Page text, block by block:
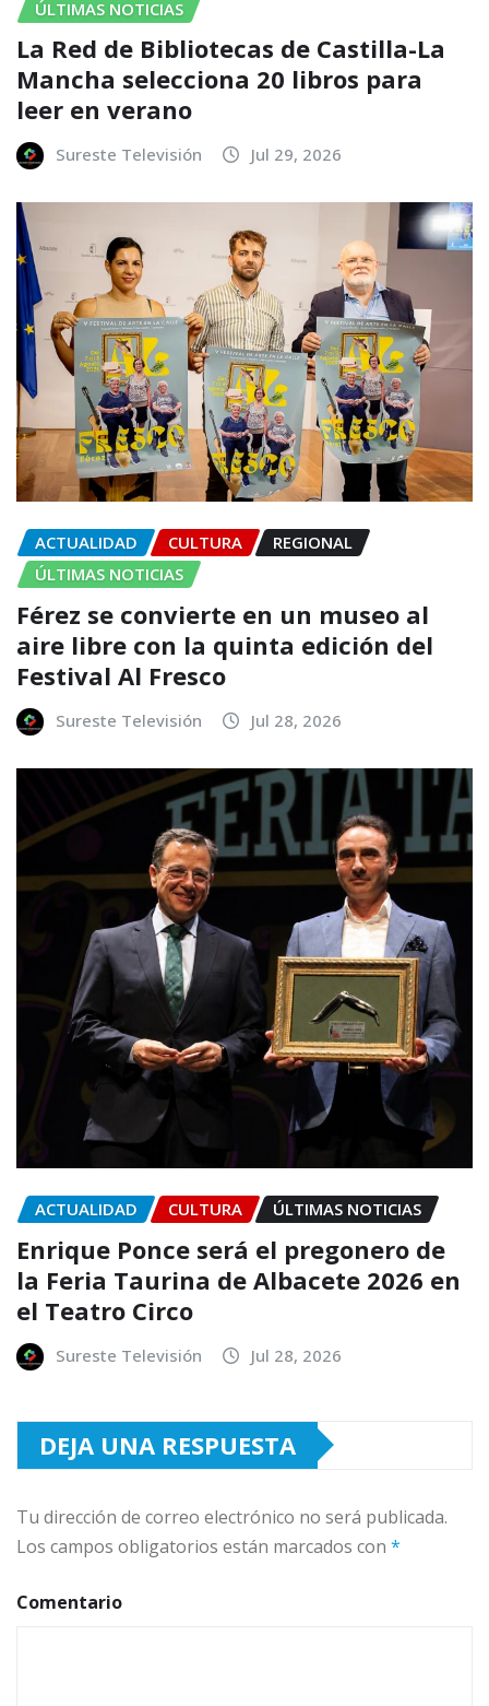
ÚLTIMAS NOTICIAS
La Red de Bibliotecas de Castilla-La
Mancha selecciona 20 libros para
leer en verano
Sureste Televisión Jul 29, 2026
ACTUALIDAD CULTURA
REGIONAL
ÚLTIMAS NOTICIAS
Férez se convierte en un museo al
aire libre con la quinta edición del
Festival Al Fresco
Sureste Televisión Jul 28, 2026
ACTUALIDAD CULTURA ÚLTIMAS NOTICIAS
Enrique Ponce será el pregonero de
la Feria Taurina de Albacete 2026 en
el Teatro Circo
Sureste Televisión Jul 28, 2026
DEJA UNA RESPUESTA
Tu dirección de correo electrónico no será publicada.
Los campos obligatorios están marcados con *
Comentario